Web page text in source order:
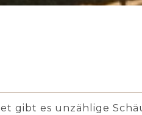
gibt es unzählige